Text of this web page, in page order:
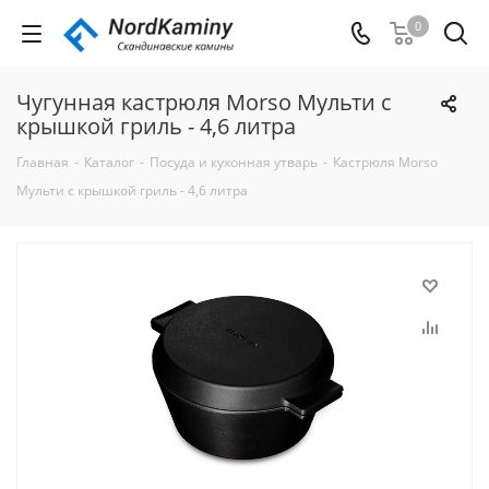
0
Чугунная кастрюля Morso Мульти с
крышкой гриль - 4,6 литра
Главная - Каталог - Посуда и кухонная утварь - Кастрюля Morso
Мульти с крышкой гриль - 4,6 литра